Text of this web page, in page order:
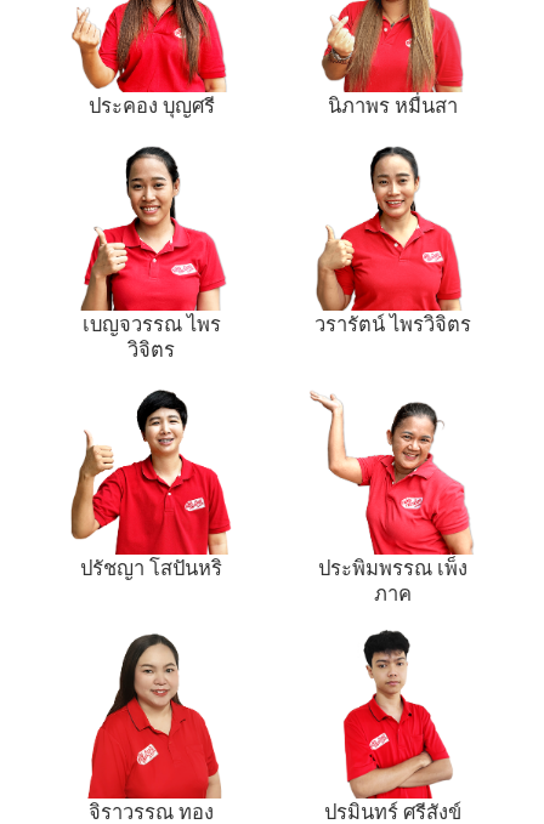
ประคอง บุญศรี นิภาพร หมื่นสา
เบญจวรรณ ไพร
วิจิตร
วรารัตน์ ไพรวิจิตร
ปรัชญา โสปันหริ
ประพิมพรรณ เพ็ง
ภาค
จิราวรรณ ทอง
ปรมินทร์ ศรีสังข์